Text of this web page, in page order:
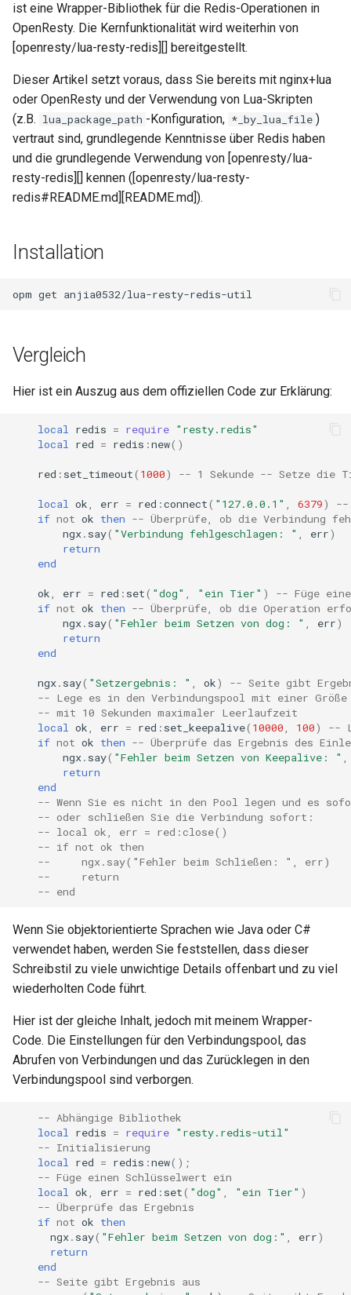
cache-purge
cgi
combined-upstreams
compression-normalize
concat
cookie-flag
coolkit
delay
dynamic-etag
dynamic-limit-req
echo
encrypted-session
error-log-write
f4fhds
fancyindex
form-input
geoip
google
graphite
hmac-secure-link
html-sanitize
image-filter
ist eine Wrapper-Bibliothek für die Redis-Operationen in
OpenResty. Die Kernfunktionalität wird weiterhin von
[openresty/lua-resty-redis][] bereitgestellt.
Dieser Artikel setzt voraus, dass Sie bereits mit nginx+lua
oder OpenResty und der Verwendung von Lua-Skripten
(z.B. lua_package_path -Konfiguration, *_by_lua_file )
vertraut sind, grundlegende Kenntnisse über Redis haben
und die grundlegende Verwendung von [openresty/lua-
resty-redis][] kennen ([openresty/lua-resty-
redis#README.md][README.md]).
Installation
opm get
Vergleich
Hier ist ein Auszug aus dem offiziellen Code zur Erklärung:
local redis = require "resty.redis"
local
red = redis :new()
red : set_timeout( 1000) -- 1 Sekunde -- Setze die
local ok err = red :connect( "127.0.0.1" 6379)
--
if not ok then -- Überprüfe, ob die Verbindung
ngx. say( "Verbindung fehlgeschlagen: " err)
return
end
ok err = red : set( "dog" "ein Tier" )
-- Füge
if not ok then -- Überprüfe, ob die Operation
ngx. say( "Fehler beim Setzen von dog: " err)
return
end
ngx. say( "Setzergebnis: " ok)
-- Seite gibt
-- Lege es in den Verbindungspool mit einer Größe
-- mit 10 Sekunden maximaler Leerlaufzeit
local
ok err = red : set_keepalive( 10000 100)
--
if not ok then -- Überprüfe das Ergebnis des
ngx. say( "Fehler beim Setzen von Keepalive: "
return
end
-- Wenn Sie es nicht in den Pool legen und es
-- oder schließen Sie die Verbindung sofort:
-- local ok, err = red:close()
-- if not ok then
--     ngx.say("Fehler beim Schließen: ", err)
--     return
-- end
Wenn Sie objektorientierte Sprachen wie Java oder C#
verwendet haben, werden Sie feststellen, dass dieser
Schreibstil zu viele unwichtige Details offenbart und zu viel
wiederholten Code führt.
Hier ist der gleiche Inhalt, jedoch mit meinem Wrapper-
Code. Die Einstellungen für den Verbindungspool, das
Abrufen von Verbindungen und das Zurücklegen in den
Verbindungspool sind verborgen.
-- Abhängige Bibliothek
local
redis = require "resty.redis-util"
-- Initialisierung
local
red = redis :new();
-- Füge einen Schlüsselwert ein
local
ok err = red : set( "dog" "ein Tier" )
-- Überprüfe das Ergebnis
if not ok then
ngx. say( "Fehler beim Setzen von dog:" err)
return
end
-- Seite gibt Ergebnis aus